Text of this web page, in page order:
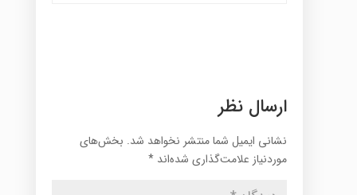
ارسال نظر
نشانی ایمیل شما منتشر نخواهد شد. بخش‌های
موردنیاز علامت‌گذاری شده‌اند *